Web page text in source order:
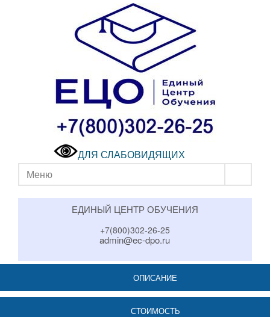
ДЛЯ СЛАБОВИДЯЩИХ
Меню
ЕДИНЫЙ ЦЕНТР ОБУЧЕНИЯ
+7(800)302-26-25
admin@ec-dpo.ru
ОПИСАНИЕ
СТОИМОСТЬ